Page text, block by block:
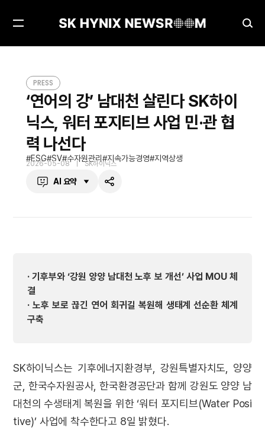
검
색
메
PRESS
‘연어의 강’ 남대천 살린다 SK하이
닉스, 워터 포지티브 사업 민·관 협
력 나선다
ESG SV 수자원관리 지속가능경영 지역상생
2026-05-08 SK하이닉스
AI 요약
공
· 기후부와 ‘강원 양양 남대천 노후 보 개선’ 사업 MOU 체
결
· 노후 보로 끊긴 연어 회귀길 복원해 생태계 선순환 체계
구축
SK하이닉스는 기후에너지환경부 강원특별자치도
양양
군 한국수자원공사,한국환경공단과 함께 강원도 양양 남
대천의 수생태계 복원을 위한 ‘워터 포지티브(Water Posi
tive)’ 사업에 착수한다고 8일 밝혔다.